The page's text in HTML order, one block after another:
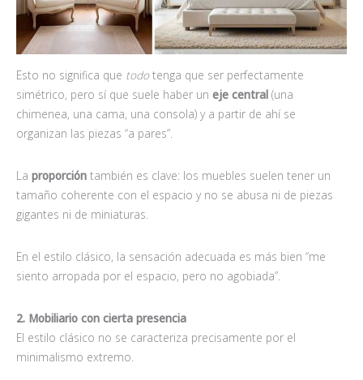
Esto no significa que todotenga que ser perfectamente
simétrico, pero sí que suele haber un eje central (una
chimenea, una cama, una consola) y a partir de ahí se
organizan las piezas “a pares”.
La proporción también es clave: los muebles suelen tener un
tamaño coherente con el espacio y no se abusa ni de piezas
gigantes ni de miniaturas.
En el estilo clásico, la sensación adecuada es más bien “me
siento arropada por el espacio, pero no agobiada”.
2. Mobiliario con cierta presencia
El estilo clásico no se caracteriza precisamente por el
minimalismo extremo.